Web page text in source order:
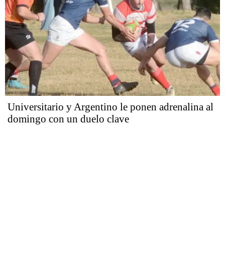
Universitario y Argentino le ponen adrenalina al
domingo con un duelo clave